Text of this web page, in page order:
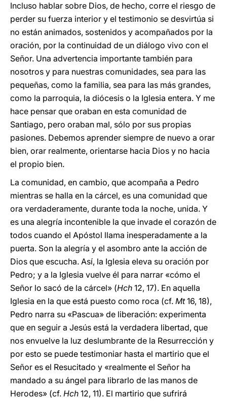
Incluso hablar sobre Dios, de hecho, corre el riesgo de
perder su fuerza interior y el testimonio se desvirtúa si
no están animados, sostenidos y acompañados por la
oración, por la continuidad de un diálogo vivo con el
Señor. Una advertencia importante también para
nosotros y para nuestras comunidades, sea para las
pequeñas, como la familia, sea para las más grandes,
como la parroquia, la diócesis o la Iglesia entera. Y me
hace pensar que oraban en esta comunidad de
Santiago, pero oraban mal, sólo por sus propias
pasiones. Debemos aprender siempre de nuevo a orar
bien, orar realmente, orientarse hacia Dios y no hacia
el propio bien.
La comunidad, en cambio, que acompaña a Pedro
mientras se halla en la cárcel, es una comunidad que
ora verdaderamente, durante toda la noche, unida. Y
es una alegría incontenible la que invade el corazón de
todos cuando el Apóstol llama inesperadamente a la
puerta. Son la alegría y el asombro ante la acción de
Dios que escucha. Así, la Iglesia eleva su oración por
Pedro; y a la Iglesia vuelve él para narrar «cómo el
Señor lo sacó de la cárcel» (Hch 12, 17). En aquella
Iglesia en la que está puesto como roca (cf. Mt16, 18),
Pedro narra su «Pascua» de liberación: experimenta
que en seguir a Jesús está la verdadera libertad, que
nos envuelve la luz deslumbrante de la Resurrección y
por esto se puede testimoniar hasta el martirio que el
Señor es el Resucitado y «realmente el Señor ha
mandado a su ángel para librarlo de las manos de
Herodes» (cf. Hch 12, 11). El martirio que sufrirá